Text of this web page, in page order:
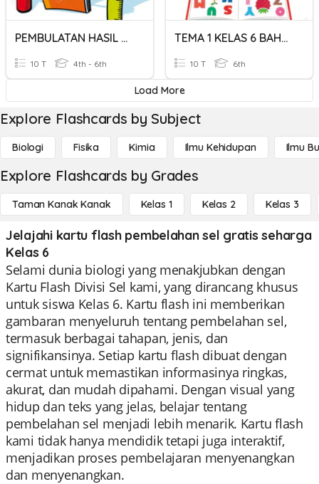
PEMBULATAN HASIL PENGUKURAN
10 T 4th - 6th
TEMA 1 KELAS 6 BAHASA INDONESIA KD 3.1
10 T 6th
Load More
Explore Flashcards by Subject
Biologi Fisika Kimia Ilmu Kehidupan Ilmu
Explore Flashcards by Grades
Taman Kanak Kanak Kelas 1 Kelas 2 Kelas 3
Jelajahi kartu flash pembelahan sel gratis seharga
Kelas 6
Selami dunia biologi yang menakjubkan dengan
Kartu Flash Divisi Sel kami, yang dirancang khusus
untuk siswa Kelas 6. Kartu flash ini memberikan
gambaran menyeluruh tentang pembelahan sel,
termasuk berbagai tahapan, jenis, dan
signifikansinya. Setiap kartu flash dibuat dengan
cermat untuk memastikan informasinya ringkas,
akurat, dan mudah dipahami. Dengan visual yang
hidup dan teks yang jelas, belajar tentang
pembelahan sel menjadi lebih menarik. Kartu flash
kami tidak hanya mendidik tetapi juga interaktif,
menjadikan proses pembelajaran menyenangkan
dan menyenangkan.